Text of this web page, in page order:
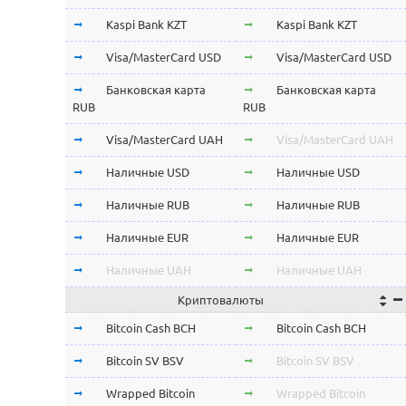
Kaspi Bank KZT Kaspi Bank KZT
Visa/MasterCard USD Visa/MasterCard USD
Банковская карта
RUB
Банковская карта
RUB
Visa/MasterCard UAH Visa/MasterCard UAH
Наличные USD Наличные USD
Наличные RUB Наличные RUB
Наличные EUR Наличные EUR
Наличные UAH Наличные UAH
Криптовалюты
Bitcoin Cash BCH Bitcoin Cash BCH
Bitcoin SV BSV Bitcoin SV BSV
Wrapped Bitcoin
Wrapped Bitcoin